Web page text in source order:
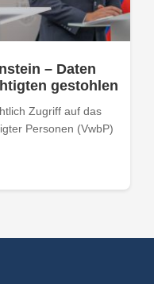
– Daten
gestohlen
Zugriff auf das
Personen (VwbP)